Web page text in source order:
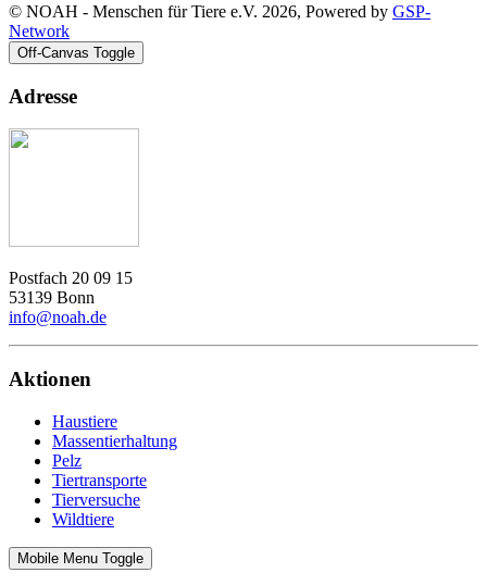
© NOAH - Menschen für Tiere e.V. 2026, Powered by GSP-
Network
Off-Canvas Toggle
Adresse
Postfach 20 09 15
53139 Bonn
info@noah.de
Aktionen
Haustiere
Massentierhaltung
Pelz
Tiertransporte
Tierversuche
Wildtiere
Mobile Menu Toggle